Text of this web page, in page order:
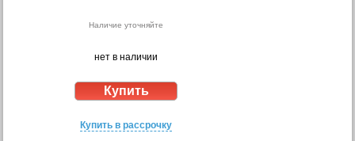
Наличие уточняйте
нет в наличии
Купить в рассрочку